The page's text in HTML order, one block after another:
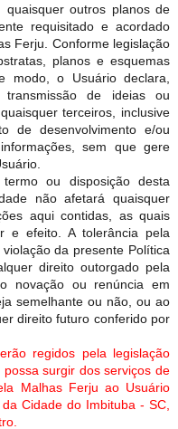
quaisquer outros planos de
requisitado e acordado
Ferju. Conforme legislação
planos e esquemas
modo, o Usuário declara,
de ideias ou
terceiros, inclusive
de desenvolvimento e/ou
sem que gere
ou disposição desta
não afetará quaisquer
aqui contidas, as quais
e efeito. A tolerância pela
da presente Política
direito outorgado pela
novação ou renúncia em
semelhante ou não, ou ao
direito futuro conferido por
regidos pela legislação
surgir dos serviços de
Malhas Ferju ao Usuário
Cidade do Imbituba - SC,